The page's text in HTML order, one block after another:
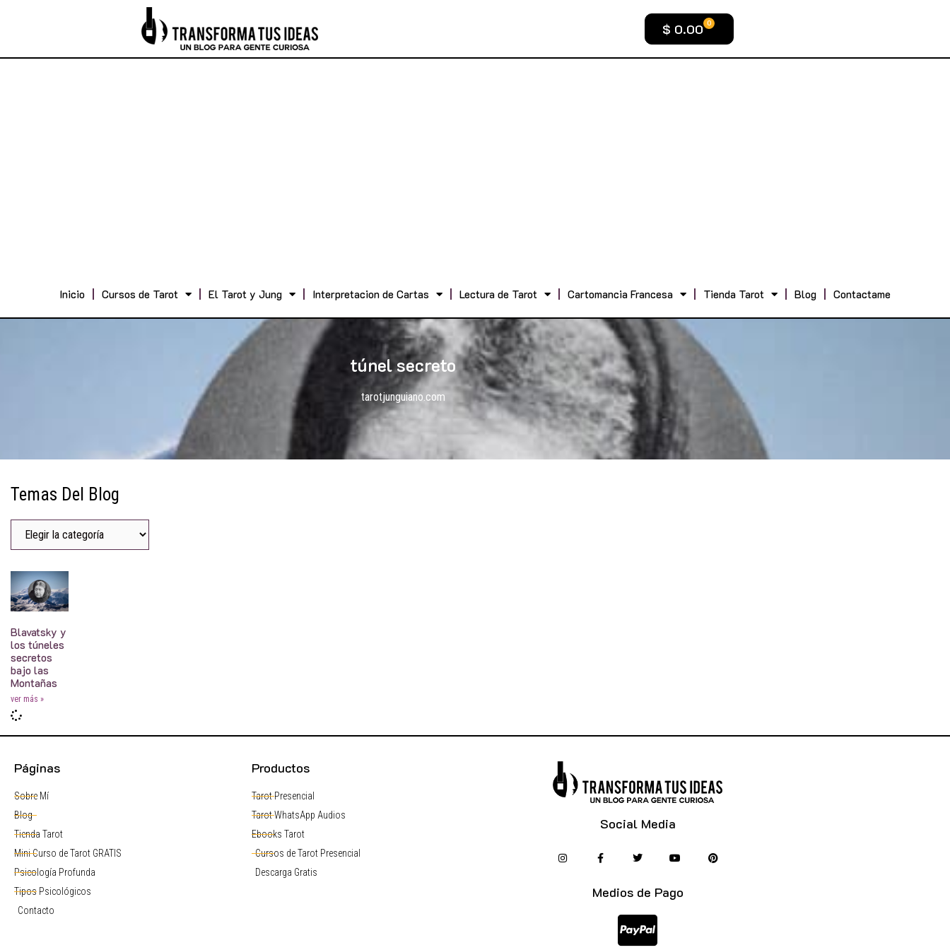
$ 0.00 0
Inicio Cursos de Tarot El Tarot y Jung Interpretacion de Cartas Lectura de Tarot Cartomancia Francesa Tienda Tarot Blog Contactame
túnel secreto
tarotjunguiano.com
Temas Del Blog
Blavatsky y
los túneles
secretos
bajo las
Montañas
ver más »
Páginas
Sobre Mí
Blog
Tienda Tarot
Mini Curso de Tarot GRATIS
Psicología Profunda
Tipos Psicológicos
Contacto
Productos
Tarot Presencial
Tarot WhatsApp Audios
Ebooks Tarot
Cursos de Tarot Presencial
Descarga Gratis
Social Media
Medios de Pago